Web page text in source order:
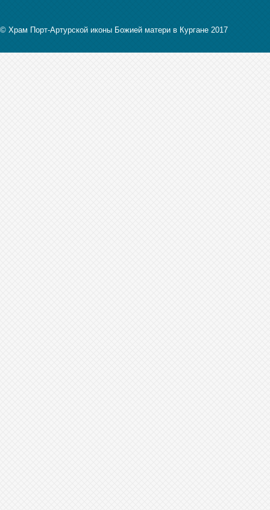
© Храм Порт-Артурской иконы Божией матери в Кургане 2017